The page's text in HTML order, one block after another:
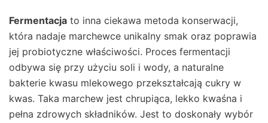
Fermentacja to inna ciekawa metoda konserwacji,
która nadaje marchewce unikalny smak oraz poprawia
jej probiotyczne właściwości. Proces fermentacji
odbywa się przy użyciu soli i wody, a naturalne
bakterie kwasu mlekowego przekształcają cukry w
kwas. Taka marchew jest chrupiąca, lekko kwaśna i
pełna zdrowych składników. Jest to doskonały wybór